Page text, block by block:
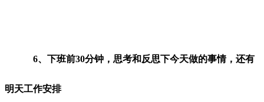
6、下班前30分钟，思考和反思下今天做的事情，还有
明天工作安排